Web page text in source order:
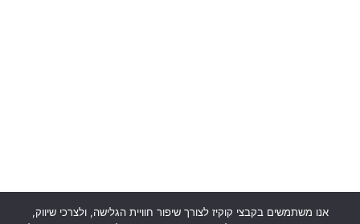
אנו משתמשים בקבצי קוקיז לצורך שיפור חוויית הגלישה, ולצרכי שיווק,